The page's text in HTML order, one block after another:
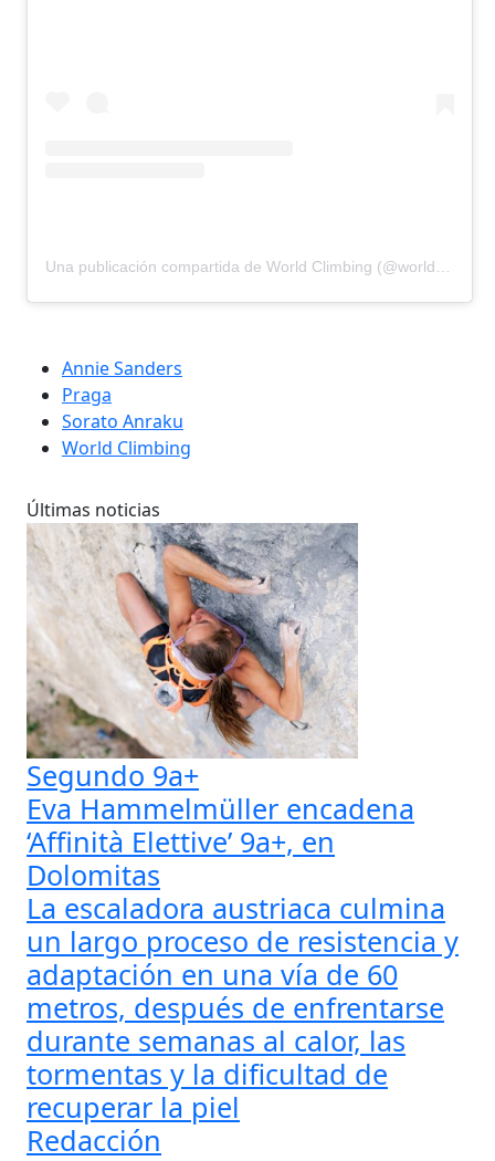
Una publicación compartida de World Climbing (@worldclimbing)
Annie Sanders
Praga
Sorato Anraku
World Climbing
Últimas noticias
Segundo 9a+
Eva Hammelmüller encadena
‘Affinità Elettive’ 9a+, en
Dolomitas
La escaladora austriaca culmina
un largo proceso de resistencia y
adaptación en una vía de 60
metros, después de enfrentarse
durante semanas al calor, las
tormentas y la dificultad de
recuperar la piel
Redacción